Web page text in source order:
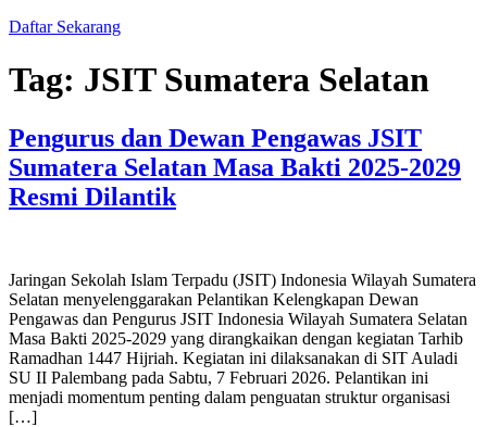
Daftar Sekarang
Tag: JSIT Sumatera Selatan
Pengurus dan Dewan Pengawas JSIT
Sumatera Selatan Masa Bakti 2025-2029
Resmi Dilantik
Jaringan Sekolah Islam Terpadu (JSIT) Indonesia Wilayah Sumatera
Selatan menyelenggarakan Pelantikan Kelengkapan Dewan
Pengawas dan Pengurus JSIT Indonesia Wilayah Sumatera Selatan
Masa Bakti 2025-2029 yang dirangkaikan dengan kegiatan Tarhib
Ramadhan 1447 Hijriah. Kegiatan ini dilaksanakan di SIT Auladi
SU II Palembang pada Sabtu, 7 Februari 2026. Pelantikan ini
menjadi momentum penting dalam penguatan struktur organisasi
[…]